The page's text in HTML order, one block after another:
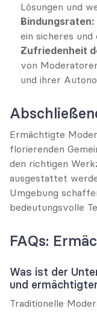
Lösungen und
Bindungsraten:
ein sicheres und
Zufriedenheit
von
und ihrer
Ermächtigte
florierenden
den richtigen
ausgestattet
Umgebung
bedeutungsvolle
FAQs:
Was ist der
und
Traditionelle